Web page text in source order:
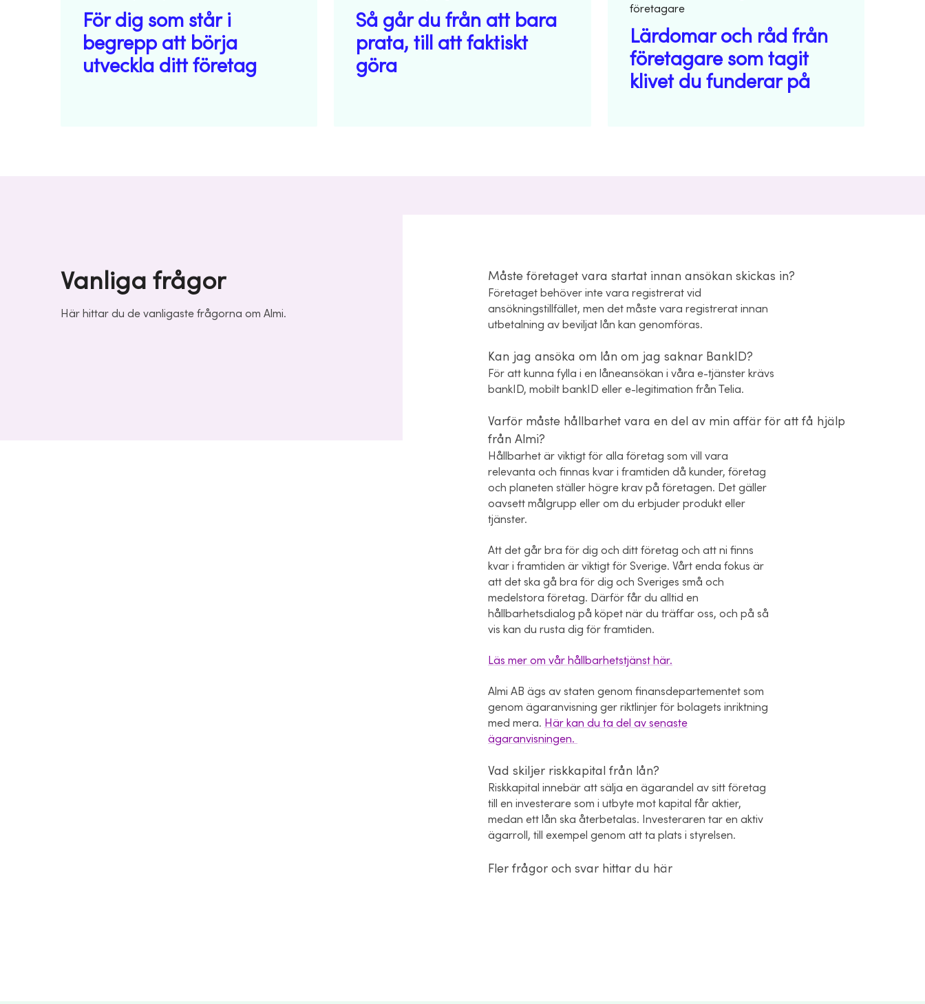
För dig som står i
begrepp att börja
utveckla ditt företag
Så går du från att bara
prata, till att faktiskt
göra
företagare
Lärdomar och råd från
företagare som tagit
klivet du funderar på
Vanliga frågor
Här hittar du de vanligaste frågorna om Almi.
Måste företaget vara startat innan ansökan skickas in?
Företaget behöver inte vara registrerat vid
ansökningstillfället, men det måste vara registrerat innan
utbetalning av beviljat lån kan genomföras.
Kan jag ansöka om lån om jag saknar BankID?
För att kunna fylla i en låneansökan i våra e-tjänster krävs
bankID, mobilt bankID eller e-legitimation från Telia.
Varför måste hållbarhet vara en del av min affär för att få hjälp
från Almi?
Hållbarhet är viktigt för alla företag som vill vara
relevanta och finnas kvar i framtiden då kunder, företag
och planeten ställer högre krav på företagen. Det gäller
oavsett målgrupp eller om du erbjuder produkt eller
tjänster.
Att det går bra för dig och ditt företag och att ni finns
kvar i framtiden är viktigt för Sverige. Vårt enda fokus är
att det ska gå bra för dig och Sveriges små och
medelstora företag. Därför får du alltid en
hållbarhetsdialog på köpet när du träffar oss, och på så
vis kan du rusta dig för framtiden.
Läs mer om vår hållbarhetstjänst här.
Almi AB ägs av staten genom finansdepartementet som
genom ägaranvisning ger riktlinjer för bolagets inriktning
med mera. Här kan du ta del av senaste
ägaranvisningen.
Vad skiljer riskkapital från lån?
Riskkapital innebär att sälja en ägarandel av sitt företag
till en investerare som i utbyte mot kapital får aktier,
medan ett lån ska återbetalas. Investeraren tar en aktiv
ägarroll, till exempel genom att ta plats i styrelsen.
Fler frågor och svar hittar du här